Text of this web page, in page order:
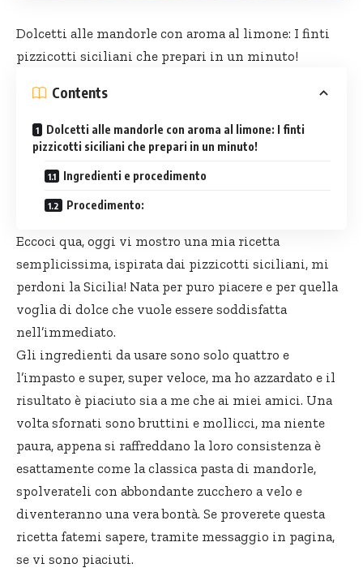
Dolcetti alle mandorle con aroma al limone: I finti
pizzicotti siciliani che prepari in un minuto!
Contents
Dolcetti alle mandorle con aroma al limone: I finti
pizzicotti siciliani che prepari in un minuto!
Ingredienti e procedimento
Procedimento:
Eccoci qua, oggi vi mostro una mia ricetta
semplicissima, ispirata dai pizzicotti siciliani, mi
perdoni la Sicilia! Nata per puro piacere e per quella
voglia di dolce che vuole essere soddisfatta
nell’immediato.
Gli ingredienti da usare sono solo quattro e
l’impasto e super, super veloce, ma ho azzardato e il
risultato è piaciuto sia a me che ai miei amici. Una
volta sfornati sono bruttini e mollicci, ma niente
paura, appena si raffreddano la loro consistenza è
esattamente come la classica pasta di mandorle,
spolverateli con abbondante zucchero a velo e
diventeranno una vera bontà. Se proverete questa
ricetta fatemi sapere, tramite messaggio in pagina,
se vi sono piaciuti.